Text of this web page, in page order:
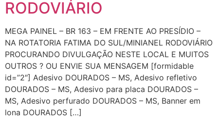
RODOVIÁRIO
MEGA PAINEL – BR 163 – EM FRENTE AO PRESÍDIO –
NA ROTATORIA FATIMA DO SUL/MINIANEL RODOVIÁRIO
PROCURANDO DIVULGAÇÃO NESTE LOCAL E MUITOS
OUTROS ? OU ENVIE SUA MENSAGEM [formidable
id=”2″] Adesivo DOURADOS – MS, Adesivo refletivo
DOURADOS – MS, Adesivo para placa DOURADOS –
MS, Adesivo perfurado DOURADOS – MS, Banner em
lona DOURADOS […]